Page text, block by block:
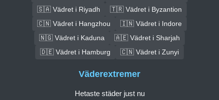
🇸🇦 Vädret i Riyadh
🇹🇷 Vädret i Byzantion
🇨🇳 Vädret i Hangzhou
🇮🇳 Vädret i Indore
🇳🇬 Vädret i Kaduna
🇦🇪 Vädret i Sharjah
🇩🇪 Vädret i Hamburg
🇨🇳 Vädret i Zunyi
Väderextremer
Hetaste städer just nu